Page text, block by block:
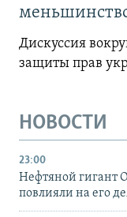
Дискуссия
защиты прав
НОВОСТИ
23:00
Нефтяной гигант
повлияли на его